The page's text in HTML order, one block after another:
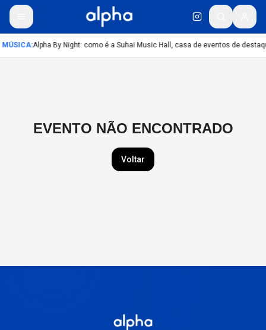
MÚSICA:Alpha By Night: como é a Suhai Music Hall, casa de eventos de
EVENTO NÃO ENCONTRADO
Voltar